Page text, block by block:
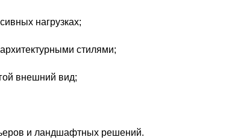
нагрузках;
стилями;
внешний вид;
и ландшафтных решений.